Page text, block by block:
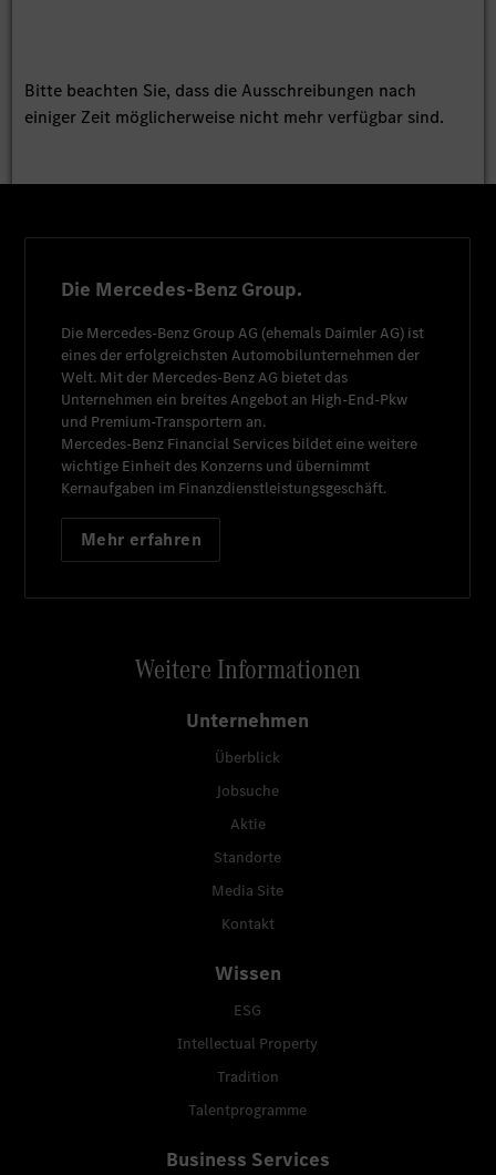
Bitte beachten Sie, dass die Ausschreibungen nach
einiger Zeit möglicherweise nicht mehr verfügbar sind.
Die Mercedes-Benz Group.
Die Mercedes-Benz Group AG (ehemals Daimler AG) ist
eines der erfolgreichsten Automobilunternehmen der
Welt. Mit der Mercedes-Benz AG bietet das
Unternehmen ein breites Angebot an High-End-Pkw
und Premium-Transportern an.
Mercedes-Benz Financial Services bildet eine weitere
wichtige Einheit des Konzerns und übernimmt
Kernaufgaben im Finanzdienstleistungsgeschäft.
Mehr erfahren
Weitere Informationen
Unternehmen
Überblick
Jobsuche
Aktie
Standorte
Media Site
Kontakt
Wissen
ESG
Intellectual Property
Tradition
Talentprogramme
Business Services